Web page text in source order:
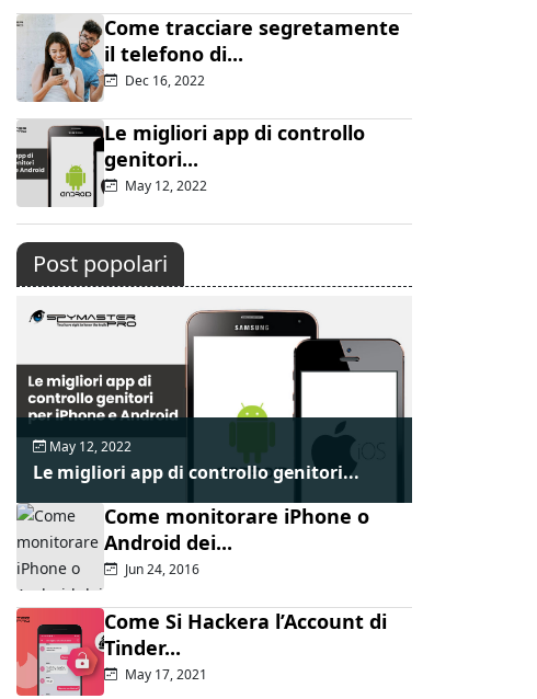
Come tracciare segretamente
il telefono di...
Dec 16, 2022
Le migliori app di controllo
genitori...
May 12, 2022
Post popolari
May 12, 2022
Le migliori app di controllo genitori...
Come monitorare iPhone o
Android dei...
Jun 24, 2016
Come Si Hackera l’Account di
Tinder...
May 17, 2021